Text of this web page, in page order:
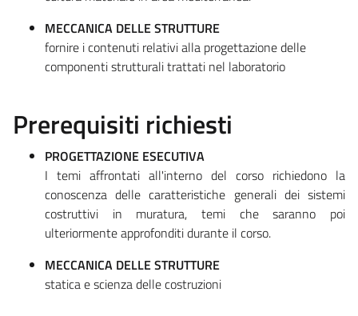
MECCANICA DELLE STRUTTURE
fornire i contenuti relativi alla progettazione delle
componenti strutturali trattati nel laboratorio
Prerequisiti richiesti
PROGETTAZIONE ESECUTIVA
I temi affrontati all'interno del corso richiedono la
conoscenza delle caratteristiche generali dei sistemi
costruttivi in muratura, temi che saranno poi
ulteriormente approfonditi durante il corso.
MECCANICA DELLE STRUTTURE
statica e scienza delle costruzioni